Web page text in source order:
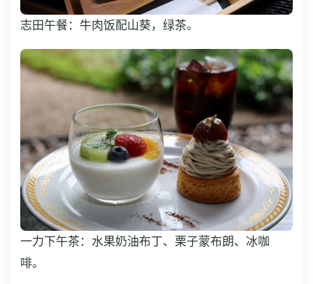
志田午餐：牛肉饭配山葵，绿茶。
一力下午茶：水果奶油布丁、栗子蒙布朗、冰咖
啡。